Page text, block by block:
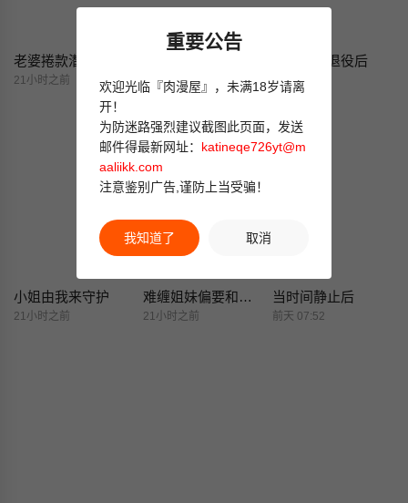
老婆捲款潜逃后
21小时之前 21小时之前
魔法少女退役后
21小时之前
小姐由我来守护
21小时之前
难缠姐妹偏要和我同居
21小时之前
当时间静止后
前天 07:52
重要公告
欢迎光临『肉漫屋』，未满18岁请离
开！
为防迷路强烈建议截图此页面，发送
邮件得最新网址： katineqe726yt@m
aaliikk.com
注意鉴别广告,谨防上当受骗！
我知道了 取消